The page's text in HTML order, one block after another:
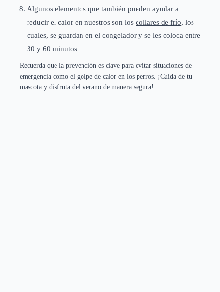
Algunos elementos que también pueden ayudar a
reducir el calor en nuestros son los collares de frío, los
cuales, se guardan en el congelador y se les coloca entre
30 y 60 minutos
Recuerda que la prevención es clave para evitar situaciones de
emergencia como el golpe de calor en los perros. ¡Cuida de tu
mascota y disfruta del verano de manera segura!